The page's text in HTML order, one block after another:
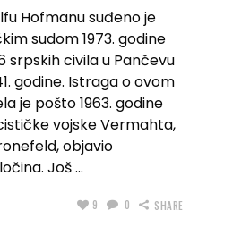
Hofmanu suđeno je
sudom 1973. godine
srpskih civila u Pančevu
godine. Istraga o ovom
je pošto 1963. godine
vojske Vermahta,
objavio
Još
9 0 SHARE